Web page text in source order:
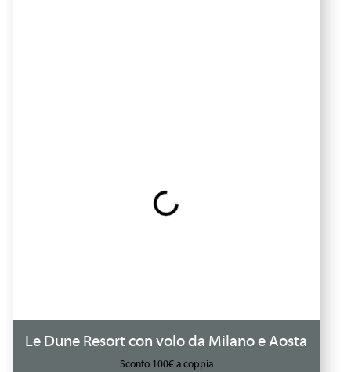
Le Dune Resort con volo da Milano e Aosta
Sconto 100€ a coppia